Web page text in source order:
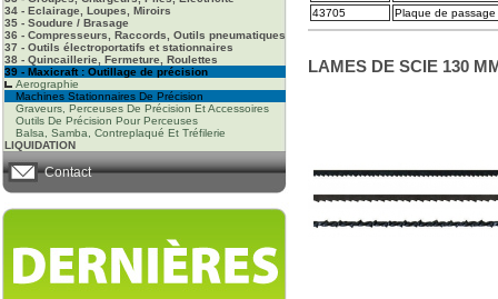
34 - Eclairage, Loupes, Miroirs
35 - Soudure / Brasage
36 - Compresseurs, Raccords, Outils pneumatiques
37 - Outils électroportatifs et stationnaires
38 - Quincaillerie, Fermeture, Roulettes
39 - Maxicraft : Outillage de précision
Aerographie
Machines Stationnaires De Précision
Graveurs, Perceuses De Précision Et Accessoires
Outils De Précision Pour Perceuses
Balsa, Samba, Contreplaqué Et Tréfilerie
LIQUIDATION
Contact
43705
Plaque de passage
LAMES DE SCIE 130